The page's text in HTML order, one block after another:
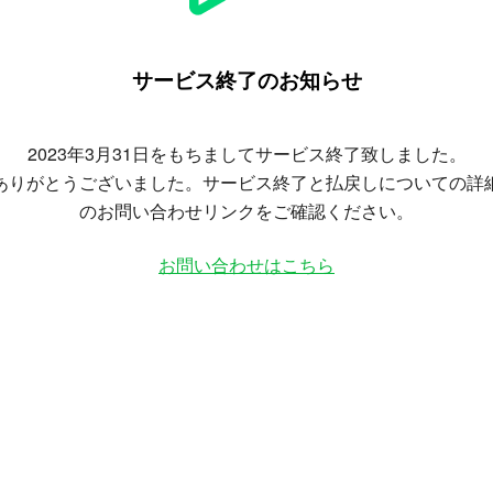
サービス終了のお知らせ
2023年3月31日をもちましてサービス終了致しました。
りがとうございました。サービス終了と払戻しについての詳
のお問い合わせリンクをご確認ください。
お問い合わせはこちら